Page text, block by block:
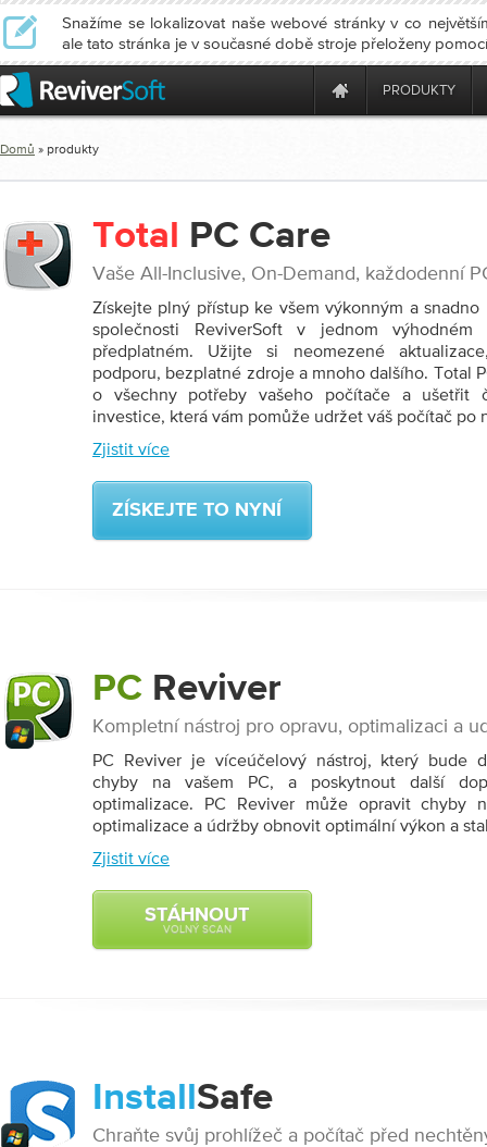
Snažíme se lokalizovat naše webové stránky v co
ale tato stránka je v současné době stroje přeloženy
PRODUKTY
Domů » produkty
Total PC Care
Vaše All-Inclusive, On-Demand, každodenní
Získejte plný přístup ke všem výkonným a
společnosti ReviverSoft v jednom
předplatném. Užijte si neomezené
podporu, bezplatné zdroje a mnoho dalšího. Total
o všechny potřeby vašeho počítače a ušetřit
investice, která vám pomůže udržet váš počítač po
Zjistit více
ZÍSKEJTE TO NYNÍ
PC Reviver
Kompletní nástroj pro opravu, optimalizaci a
PC Reviver je víceúčelový nástroj, který bude
chyby na vašem PC, a poskytnout další
optimalizace. PC Reviver může opravit chyby
optimalizace a údržby obnovit optimální výkon a
Zjistit více
STÁHNOUT
VOLNÝ SCAN
InstallSafe
Chraňte svůj prohlížeč a počítač před